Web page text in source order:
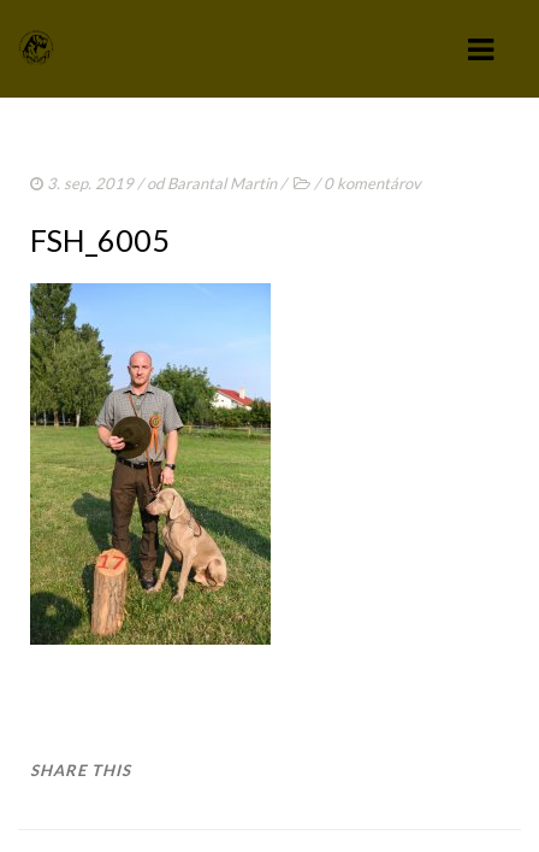
STANOVY KLUBU
CHOVATEĽSKÝ A ZÁPISNÝ PORIADOK
SPRAVODAJCA
TLAČIVÁ A PRIHLÁŠKY
KLUBOVÉ POPLATKY
ZÁPISNICE Z ČLENSKEJ SCHÔDZE
AKO BYT ČLENOM KCHHS
OZNAMY / NEWS
DEUTSCH DRAHTHAAR
3. sep. 2019/ odBarantal Martin/ /0 komentárov
FSH_6005
SHARE THIS